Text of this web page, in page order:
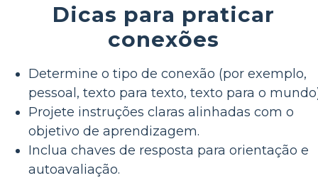
Dicas para praticar
conexões
Determine o tipo de conexão (por exemplo,
pessoal, texto para texto, texto para o
Projete instruções claras alinhadas com o
objetivo de aprendizagem.
Inclua chaves de resposta para orientação e
autoavaliação.